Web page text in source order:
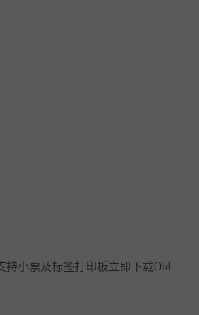
持小票及标签打印板立即下载Old